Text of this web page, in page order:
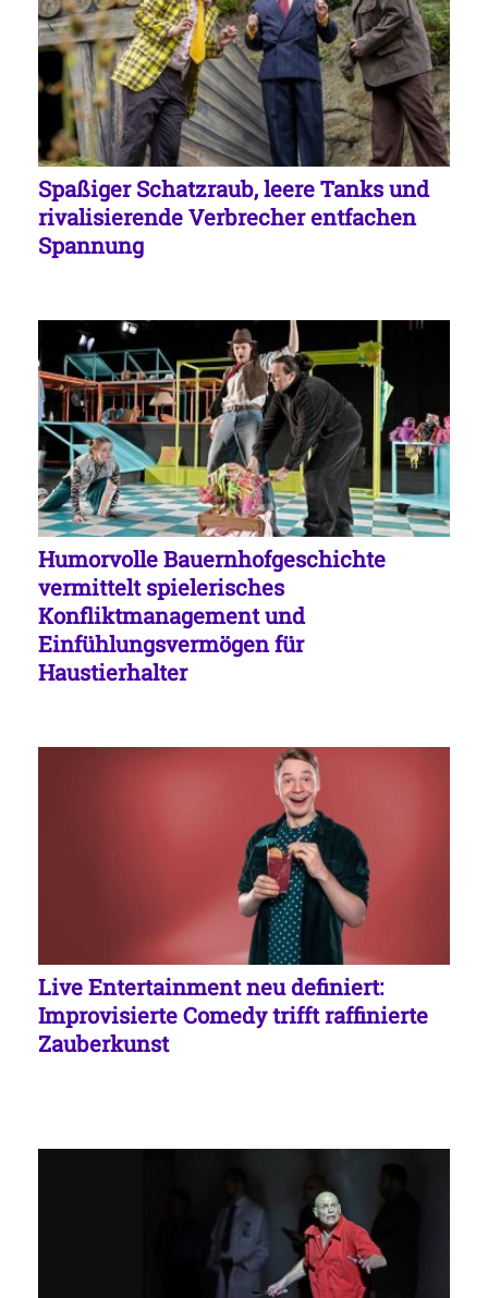
Spaßiger Schatzraub, leere Tanks und
rivalisierende Verbrecher entfachen
Spannung
Humorvolle Bauernhofgeschichte
vermittelt spielerisches
Konfliktmanagement und
Einfühlungsvermögen für
Haustierhalter
Live Entertainment neu definiert:
Improvisierte Comedy trifft raffinierte
Zauberkunst